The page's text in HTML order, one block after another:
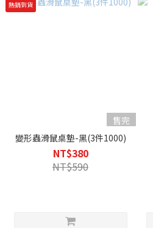
熱銷到貨
售完
變形蟲滑鼠桌墊-黑(3件1000)
NT$380
NT$590